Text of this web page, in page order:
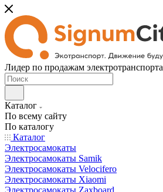
Лидер по продажам электротранспорта
Каталог
По всему сайту
По каталогу
Каталог
Электросамокаты
Электросамокаты Samik
Электросамокаты Velocifero
Электросамокаты Xiaomi
Электросамокаты Zaxboard